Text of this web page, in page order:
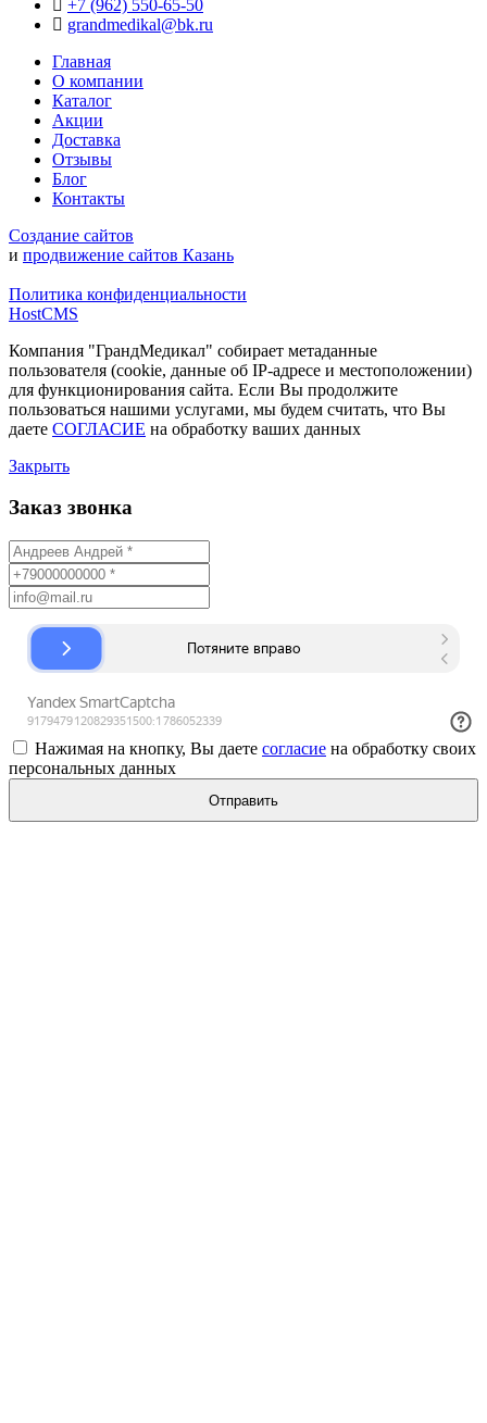
+7 (962) 550‑65‑50‬
grandmedikal@bk.ru
Главная
О компании
Каталог
Акции
Доставка
Отзывы
Блог
Контакты
Создание сайтов
и продвижение сайтов Казань
Политика конфиденциальности
HostCMS
Компания "ГрандМедикал" собирает метаданные
пользователя (cookie, данные об IP-адресе и местоположении)
для функционирования сайта. Если Вы продолжите
пользоваться нашими услугами, мы будем считать, что Вы
даете СОГЛАСИЕ на обработку ваших данных
Закрыть
Заказ звонка
Нажимая на кнопку, Вы даете согласие на обработку своих
персональных данных
Отправить